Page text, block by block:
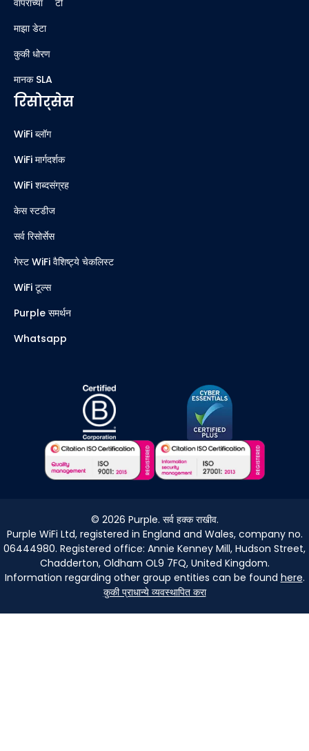
माझा डेटा
कुकी धोरण
मानक SLA
रिसोर्सेस
WiFi ब्लॉग
WiFi मार्गदर्शक
WiFi शब्दसंग्रह
केस स्टडीज
सर्व रिसोर्सेस
गेस्ट WiFi वैशिष्ट्ये चेकलिस्ट
WiFi टूल्स
Purple समर्थन
Whatsapp
© 2026 Purple. सर्व हक्क राखीव.
Purple WiFi Ltd, registered in England and Wales, company no.
06444980. Registered office: Annie Kenney Mill, Hudson Street,
Chadderton, Oldham OL9 7FQ, United Kingdom.
Information regarding other group entities can be found here.
कुकी प्राधान्ये व्यवस्थापित करा